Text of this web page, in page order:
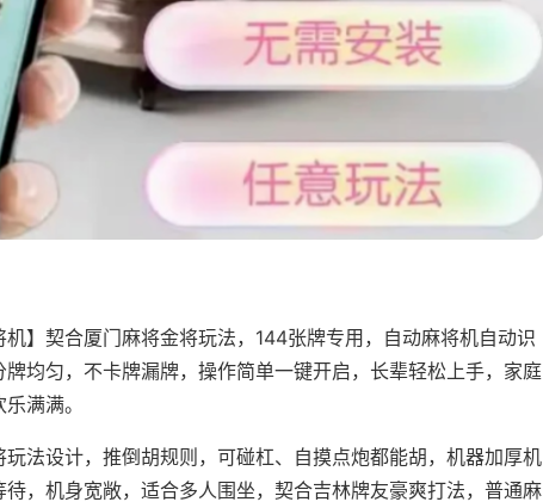
机】契合厦门麻将金将玩法，144张牌专用，自动麻将机自动识
均匀，不卡牌漏牌，操作简单一键开启，长辈轻松上手，家庭
满满。
法设计，推倒胡规则，可碰杠、自摸点炮都能胡，机器加厚机
，机身宽敞，适合多人围坐，契合吉林牌友豪爽打法，普通麻